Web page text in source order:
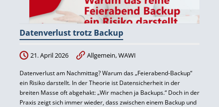
Datenverlust trotz Backup
21. April 2026 Allgemein,WAWI
Datenverlust am Nachmittag? Warum das „Feierabend-Backup“
ein Risiko darstellt. In der Theorie ist Datensicherheit in der
breiten Masse oft abgehakt: „Wir machen ja Backups.“ Doch in der
Praxis zeigt sich immer wieder, dass zwischen einem Backup und